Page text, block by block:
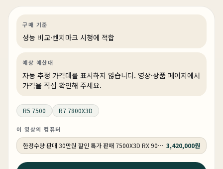
구매 기준
성능 비교·벤치마크 시청에 적합
예상 예산대
자동 추정 가격대를 표시하지 않습니다. 영상·상품 페이지에서
가격을 직접 확인해 주세요.
R5 7500 R7 7800X3D
이 영상의 컴퓨터
한정수량 판매 30만원 할인 특가 판매 7500X3D RX 9070 GY502 3,420,000원
2026년 4월 13일